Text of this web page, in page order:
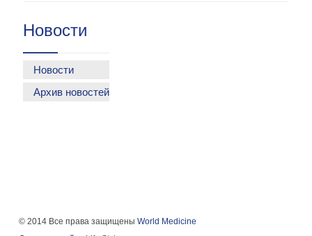
Новости
Новости
Архив новостей
© 2014 Все права защищеныWorld Medicine